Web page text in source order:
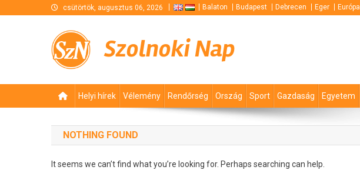
csütörtök, augusztus 06, 2026 Balaton Budapest Debrecen Eger Európa
Szolnoki Nap
Helyi hírek Vélemény Rendőrség Ország Sport Gazdaság Egyetem
NOTHING FOUND
It seems we can’t find what you’re looking for. Perhaps searching can help.